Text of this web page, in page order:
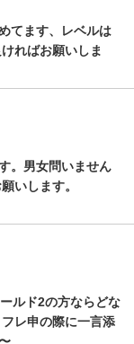
てます、レベルは
ればお願いしま
。男女問いません
いします。
ルド2の方ならどな
レ申の際に一言添